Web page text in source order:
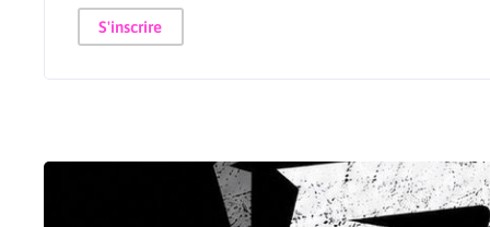
S'inscrire